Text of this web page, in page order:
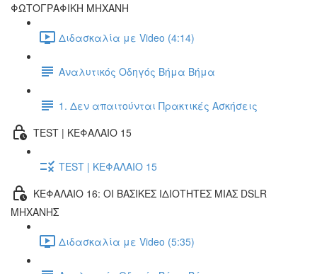
ΦΩΤΟΓΡΑΦΙΚΗ ΜΗΧΑΝΗ
Διδασκαλία με Video (4:14)
Αναλυτικός Οδηγός Βήμα Βήμα
1. Δεν απαιτούνται Πρακτικές Ασκήσεις
TEST | ΚΕΦΑΛΑΙΟ 15
TEST | ΚΕΦΑΛΑΙΟ 15
ΚΕΦΑΛΑΙΟ 16: ΟΙ ΒΑΣΙΚΕΣ ΙΔΙΟΤΗΤΕΣ ΜΙΑΣ DSLR
ΜΗΧΑΝΗΣ
Διδασκαλία με Video (5:35)